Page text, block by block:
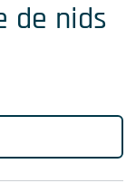
de nids